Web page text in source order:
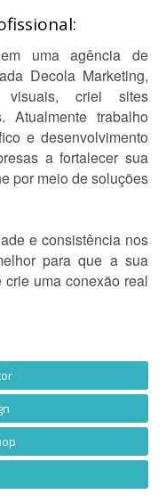
uma agência de
Decola Marketing,
visuais, criei sites
Atualmente trabalho
e desenvolvimento
a fortalecer sua
por meio de soluções
e consistência nos
para que a sua
uma conexão real